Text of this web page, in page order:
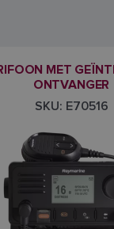
MET
ONTVANGER
SKU: E70516